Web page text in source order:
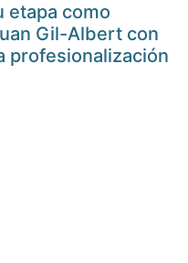
etapa como
Gil-Albert con
profesionalización